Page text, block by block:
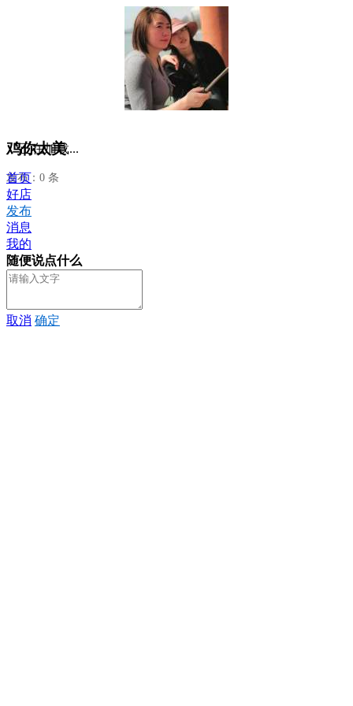
鸡你太美
发布：0 条
正在加载...
首页
好店
发布
消息
我的
随便说点什么
取消 确定